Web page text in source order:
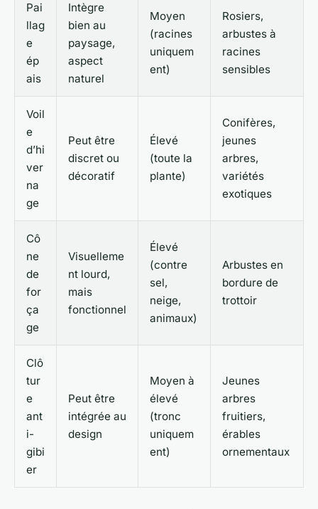
Pai
llag
e
ép
ais
Intègre
bien au
paysage,
aspect
naturel
Moyen
(racines
uniquem
ent)
Rosiers,
arbustes à
racines
sensibles
Voil
e
d’hi
ver
na
ge
Peut être
discret ou
décoratif
Élevé
(toute la
plante)
Conifères,
jeunes
arbres,
variétés
exotiques
Cô
ne
de
for
ça
ge
Visuelleme
nt lourd,
mais
fonctionnel
Élevé
(contre
sel,
neige,
animaux)
Arbustes en
bordure de
trottoir
Clô
tur
e
ant
i-
gibi
er
Peut être
intégrée au
design
Moyen à
élevé
(tronc
uniquem
ent)
Jeunes
arbres
fruitiers,
érables
ornementaux